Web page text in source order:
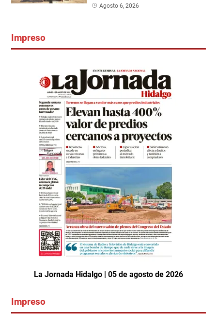
Agosto 6, 2026
Impreso
La Jornada Hidalgo | 05 de agosto de 2026
Impreso